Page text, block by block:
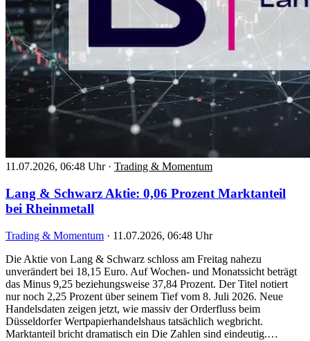
11.07.2026, 06:48 Uhr · Trading & Momentum
Lang & Schwarz Aktie: 0,06 Prozent Marktanteil
bei Rheinmetall
Trading & Momentum · 11.07.2026, 06:48 Uhr
Die Aktie von Lang & Schwarz schloss am Freitag nahezu
unverändert bei 18,15 Euro. Auf Wochen- und Monatssicht beträgt
das Minus 9,25 beziehungsweise 37,84 Prozent. Der Titel notiert
nur noch 2,25 Prozent über seinem Tief vom 8. Juli 2026. Neue
Handelsdaten zeigen jetzt, wie massiv der Orderfluss beim
Düsseldorfer Wertpapierhandelshaus tatsächlich wegbricht.
Marktanteil bricht dramatisch ein Die Zahlen sind eindeutig.…